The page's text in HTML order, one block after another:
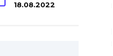
18.08.2022